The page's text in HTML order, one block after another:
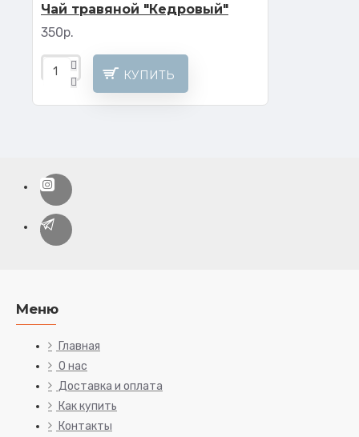
Чай травяной "Кедровый"
350р.
КУПИТЬ
Меню
Главная
О нас
Доставка и оплата
Как купить
Контакты